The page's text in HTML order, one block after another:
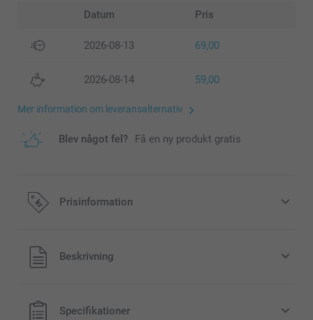
Datum Pris
2026-08-13 69,00
2026-08-14 59,00
Mer information om leveransalternativ
Blev något fel? Få en ny produkt gratis
Prisinformation
Alla priser är i svenska kronor (SEK), inklusive moms och
exklusive porto.
Beskrivning
Specifikationer